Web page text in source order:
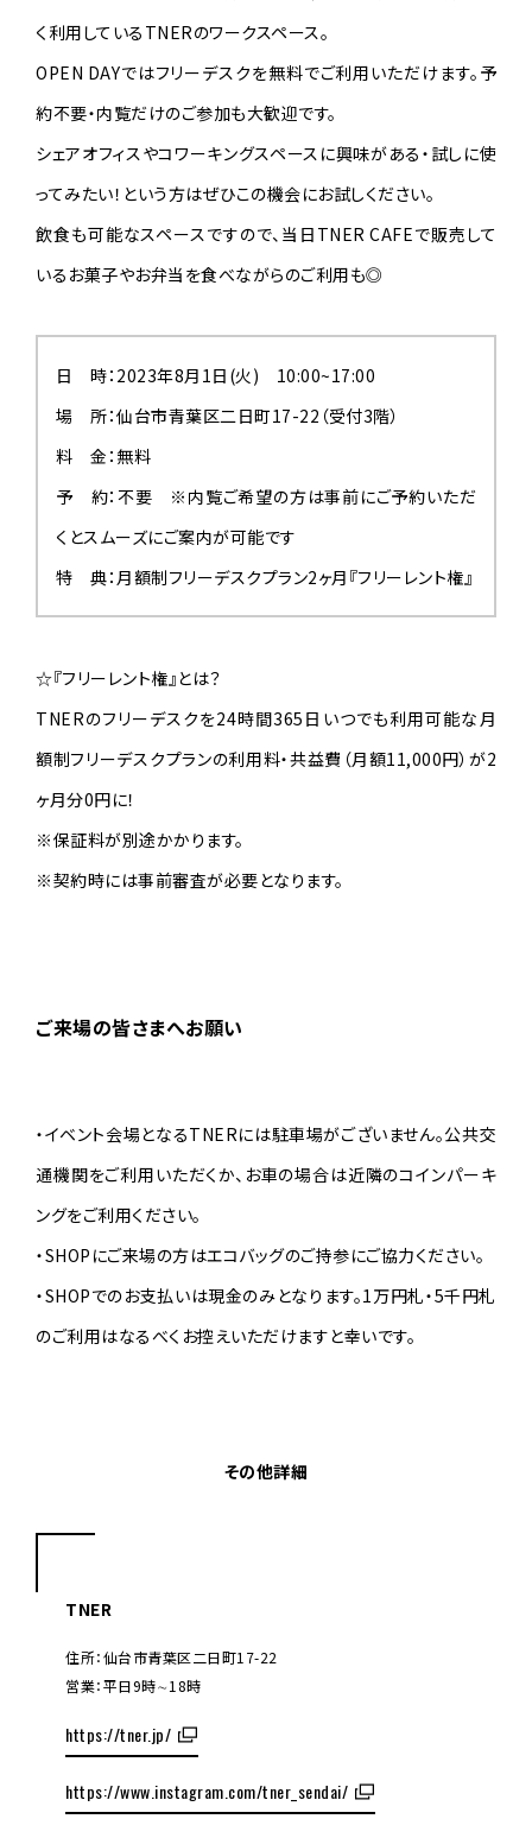
新しい暮らし
新しい場
暮らしに変化を
私たちについて ABOUT
お問い合わせ CONTACT
新しい暮らしと、新しい場
く利用しているTNERのワークスペース。
OPEN DAYではフリーデスクを無料でご利用いただけます。予
約不要・内覧だけのご参加も大歓迎です。
シェアオフィスやコワーキングスペースに興味がある・試しに使
ってみたい！という方はぜひこの機会にお試しください。
飲食も可能なスペースですので、当日TNER CAFEで販売して
いるお菓子やお弁当を食べながらのご利用も◎
日 時：2023年8月1日(火) 10:00~17:00
場 所：仙台市青葉区二日町17-22（受付3階）
料 金：無料
予 約：不要 ※内覧ご希望の方は事前にご予約いただ
くとスムーズにご案内が可能です
特 典：月額制フリーデスクプラン2ヶ月『フリーレント権』
☆『フリーレント権』とは？
TNERのフリーデスクを24時間365日いつでも利用可能な月
額制フリーデスクプランの利用料・共益費（月額11,000円）が2
ヶ月分0円に！
※保証料が別途かかります。
※契約時には事前審査が必要となります。
ご来場の皆さまへお願い
・イベント会場となるTNERには駐車場がございません。公共交
通機関をご利用いただくか、お車の場合は近隣のコインパーキ
ングをご利用ください。
・SHOPにご来場の方はエコバッグのご持参にご協力ください。
・SHOPでのお支払いは現金のみとなります。1万円札・5千円札
のご利用はなるべくお控えいただけますと幸いです。
その他詳細
TNER
住所：仙台市青葉区二日町17-22
営業：平日9時∼18時
https://tner.jp/
https://www.instagram.com/tner_sendai/